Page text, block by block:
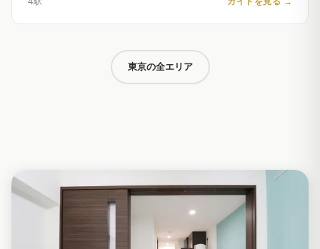
東京の全エリア